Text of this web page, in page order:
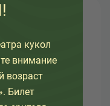
разное время, а
интересной
кукол
внимание
возраст
Билет